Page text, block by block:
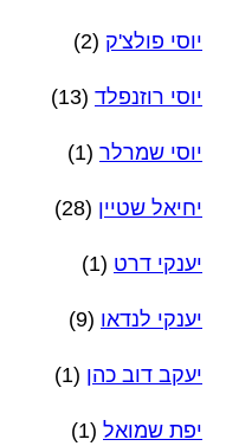
יוסי פולצ'ק (2)
יוסי רוזנפלד (13)
יוסי שמרלר (1)
יחיאל שטיין (28)
יענקי דרט (1)
יענקי לנדאו (9)
יעקב דוב כהן (1)
יפת שמואל (1)